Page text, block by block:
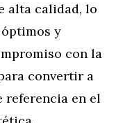
alta calidad, lo
y
con la
convertir a
referencia en el